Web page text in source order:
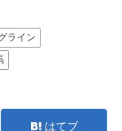
ライン
はてブ